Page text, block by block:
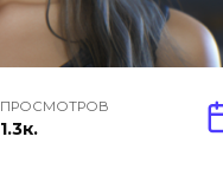
ПРОСМОТРОВ
1.3к.